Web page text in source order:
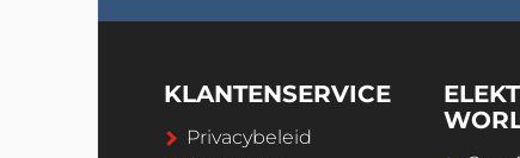
KLANTENSERVICE
Privacybeleid